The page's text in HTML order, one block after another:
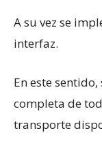
A su vez se
interfaz.
En este
completa de
transporte